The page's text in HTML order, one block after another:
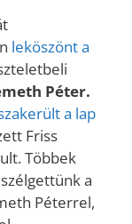
leköszönt a
Péter.
a lap
Friss
Többek
a
Péterrel,